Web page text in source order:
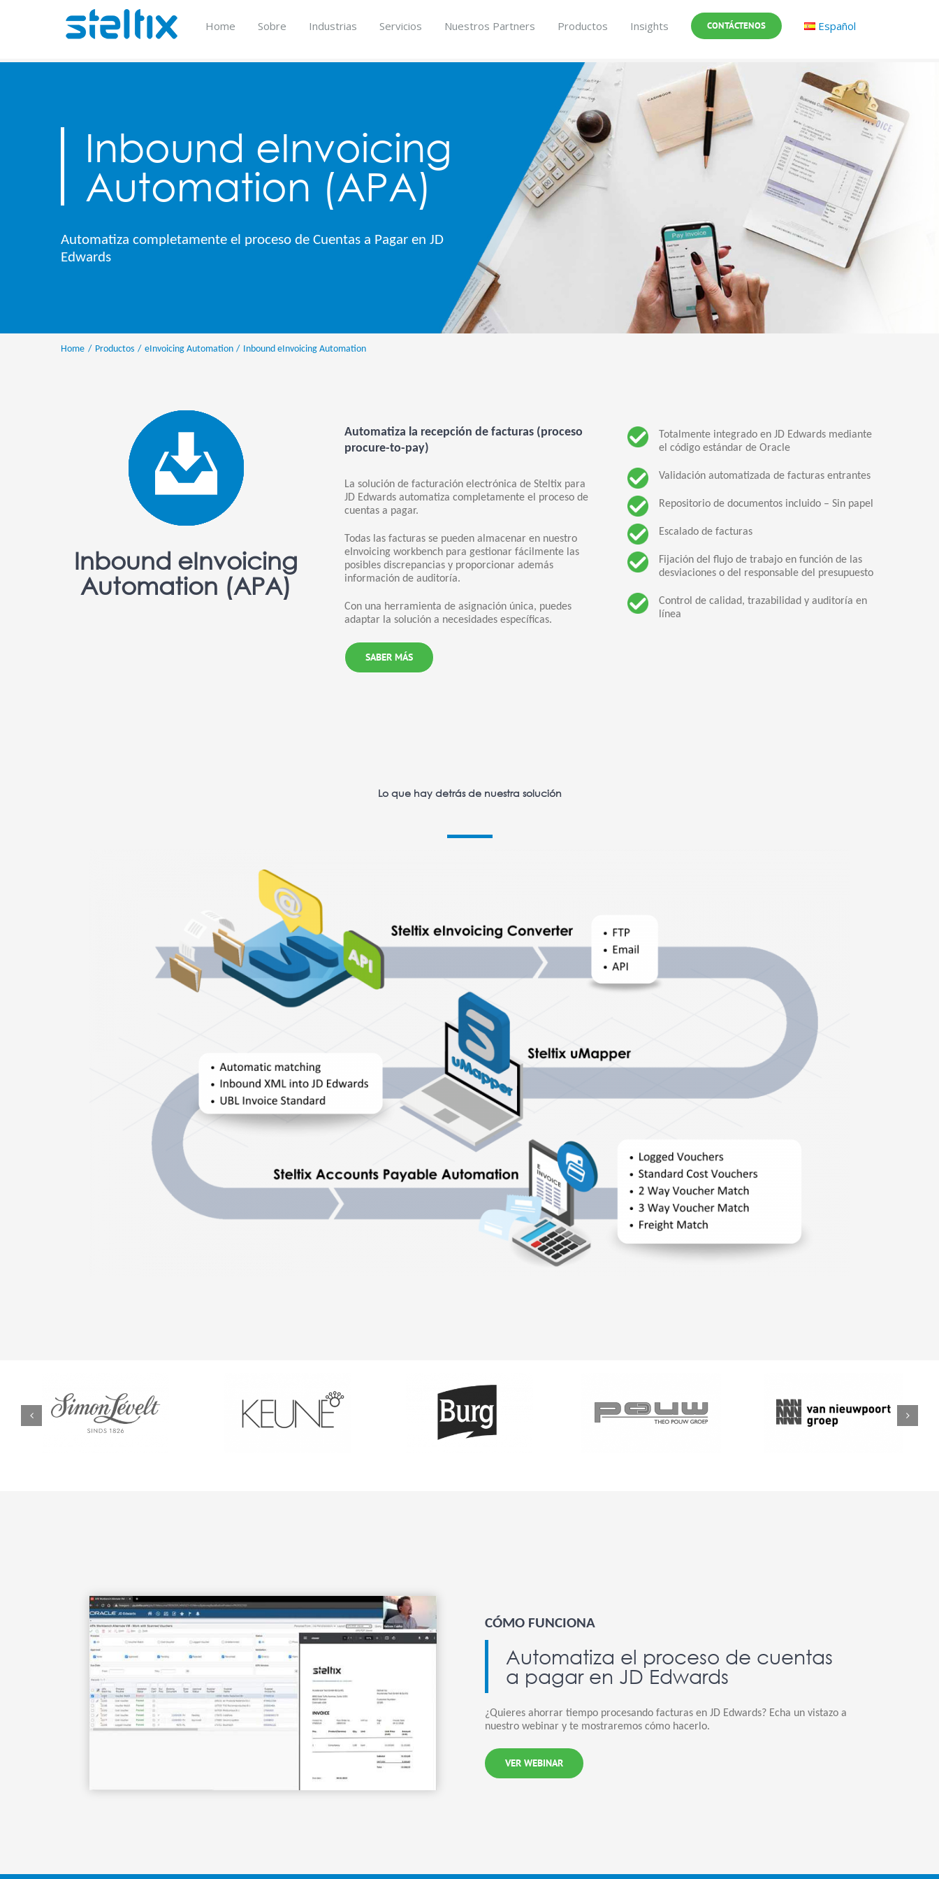
Home Sobre Industrias Servicios Nuestros Partners Productos Insights CONTÁCTENOS Español
Inbound eInvoicing
Automation (APA)
Automatiza completamente el proceso de Cuentas a Pagar en JD
Edwards
Home Productos eInvoicing Automation Inbound eInvoicing Automation
Inbound eInvoicing
Automation (APA)
Automatiza la recepción de facturas (proceso
procure-to-pay)
La solución de facturación electrónica de Steltix para
JD Edwards automatiza completamente el proceso de
cuentas a pagar.
Todas las facturas se pueden almacenar en nuestro
eInvoicing workbench para gestionar fácilmente las
posibles discrepancias y proporcionar además
información de auditoría.
Con una herramienta de asignación única, puedes
adaptar la solución a necesidades específicas.
SABER MÁS
Totalmente integrado en JD Edwards mediante
el código estándar de Oracle
Validación automatizada de facturas entrantes
Repositorio de documentos incluido – Sin papel
Escalado de facturas
Fijación del flujo de trabajo en función de las
desviaciones o del responsable del presupuesto
Control de calidad, trazabilidad y auditoría en
línea
Lo que hay detrás de nuestra solución
CÓMO FUNCIONA
Automatiza el proceso de cuentas
a pagar en JD Edwards
¿Quieres ahorrar tiempo procesando facturas en JD Edwards? Echa un vistazo a
nuestro webinar y te mostraremos cómo hacerlo.
VER WEBINAR